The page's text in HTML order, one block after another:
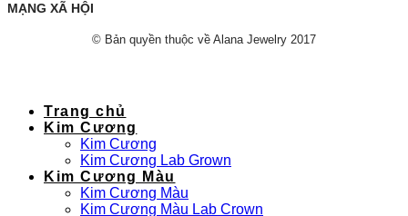
MẠNG XÃ HỘI
© Bản quyền thuộc về Alana Jewelry 2017
Trang chủ
Kim Cương
Kim Cương
Kim Cương Lab Grown
Kim Cương Màu
Kim Cương Màu
Kim Cương Màu Lab Crown